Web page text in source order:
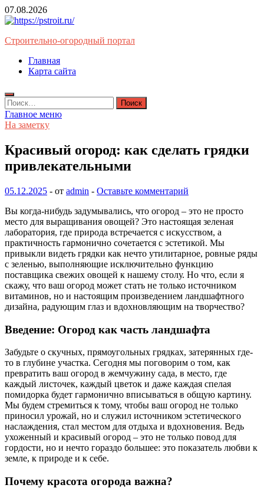
Перейти
к
07.08.2026
Строительно-огородный портал
Главная
Карта сайта
Найти:
Главное меню
На заметку
Красивый огород: как сделать грядки
привлекательными
05.12.2025 - от admin - Оставьте комментарий
Вы когда-нибудь задумывались, что огород – это не просто
место для выращивания овощей? Это настоящая зеленая
лаборатория, где природа встречается с искусством, а
практичность гармонично сочетается с эстетикой. Мы
привыкли видеть грядки как нечто утилитарное, ровные ряды
с зеленью, выполняющие исключительно функцию
поставщика свежих овощей к нашему столу. Но что, если я
скажу, что ваш огород может стать не только источником
витаминов, но и настоящим произведением ландшафтного
дизайна, радующим глаз и вдохновляющим на творчество?
Введение: Огород как часть ландшафта
Забудьте о скучных, прямоугольных грядках, затерянных где-
то в глубине участка. Сегодня мы поговорим о том, как
превратить ваш огород в жемчужину сада, в место, где
каждый листочек, каждый цветок и даже каждая спелая
помидорка будет гармонично вписываться в общую картину.
Мы будем стремиться к тому, чтобы ваш огород не только
приносил урожай, но и служил источником эстетического
наслаждения, стал местом для отдыха и вдохновения. Ведь
ухоженный и красивый огород – это не только повод для
гордости, но и нечто гораздо большее: это показатель любви к
земле, к природе и к себе.
Почему красота огорода важна?